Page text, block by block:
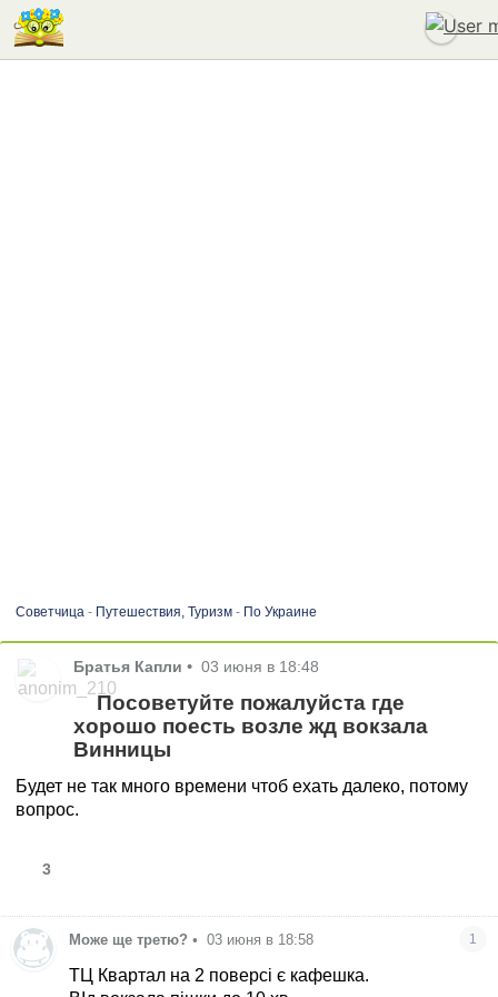
Советчица- Путешествия, Туризм- По Украине
Братья Капли • 03 июня в 18:48
Посоветуйте пожалуйста где
хорошо поесть возле жд вокзала
Винницы
Будет не так много времени чтоб ехать далеко, потому
вопрос.
3
Може ще третю? • 03 июня в 18:58 1
ТЦ Квартал на 2 поверсі є кафешка.